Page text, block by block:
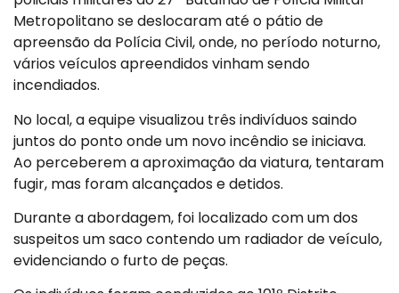
Metropolitano se deslocaram até o pátio de
apreensão da Polícia Civil, onde, no período noturno,
vários veículos apreendidos vinham sendo
incendiados.
No local, a equipe visualizou três indivíduos saindo
juntos do ponto onde um novo incêndio se iniciava.
Ao perceberem a aproximação da viatura, tentaram
fugir, mas foram alcançados e detidos.
Durante a abordagem, foi localizado com um dos
suspeitos um saco contendo um radiador de veículo,
evidenciando o furto de peças.